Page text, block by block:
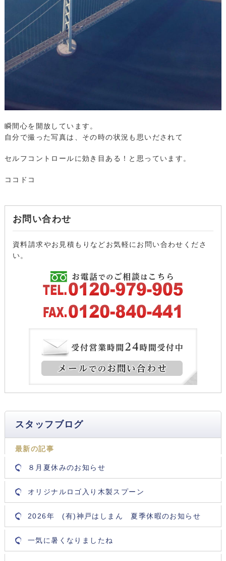
瞬間心を開放しています。
自分で撮った写真は、その時の状況も思いだされて
セルフコントロールに効き目ある！と思っています。
ココドコ
お問い合わせ
資料請求やお見積もりなどお気軽にお問い合わせくださ
い。
スタッフブログ
最新の記事
８月夏休みのお知らせ
オリジナルロゴ入り木製スプーン
2026年 (有)神戸はしまん 夏季休暇のお知らせ
一気に暑くなりましたね